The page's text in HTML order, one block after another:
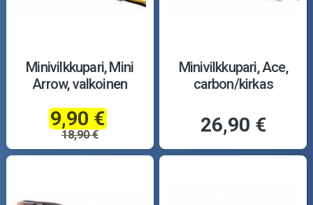
Minivilkkupari, Mini
Arrow, valkoinen
9,90 €
18,90 €
Minivilkkupari, Ace,
carbon/kirkas
26,90 €